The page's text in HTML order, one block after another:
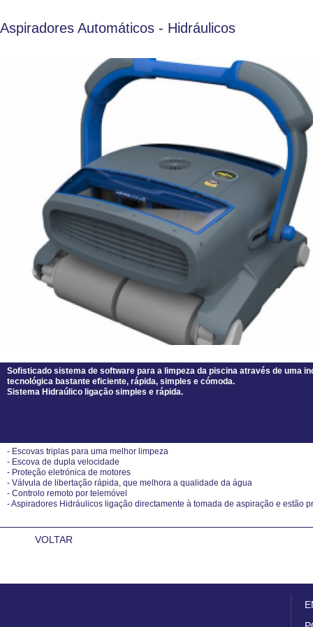
Aspiradores Automáticos - Hidráulicos
Sofisticado sistema de software para a limpeza da piscina através de uma
tecnológica bastante eficiente, rápida, simples e cómoda.
Sistema Hidraúlico ligação simples e rápida.
- Escovas triplas para uma melhor limpeza
- Escova de dupla velocidade
- Proteção eletrónica de motores
- Válvula de libertação rápida, que melhora a qualidade da água
- Controlo remoto por telemóvel
- Aspiradores Hidráulicos ligação directamente à tomada de aspiração e estão
VOLTAR